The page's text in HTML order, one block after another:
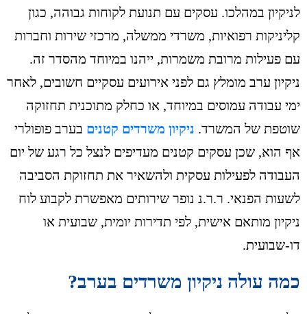
לניקיון במהלכו. עסקים עם תנועת לקוחות גבוהה, כגון
קליניקות רפואיות, משרדי ממשלה, מרכזי שירות וחברות
עם פעילות מרובת משמרות, ייהנו במיוחד מהסדר זה.
ניקיון ערב מומלץ גם לפני אירועים עסקיים חשובים, לאחר
ימי עבודה עמוסים במיוחד, או כחלק מתוכנית תחזוקה
שוטפת של המשרד. ניקיון משרדים קטנים בערב פופולרי
אף הוא, שכן עסקים קטנים מעדיפים לנצל כל רגע של יום
העבודה לפעילות עסקית ולהשאיר את תחזוקת הסביבה
לשעות הפנאי. ר.ר.נ נופר שירותים מאפשרת לקבוע לוח
ניקיון מותאם אישית, לפי תדירות יומית, שבועית או
דו-שבועית.
כמה עולה ניקיון משרדים בערב?